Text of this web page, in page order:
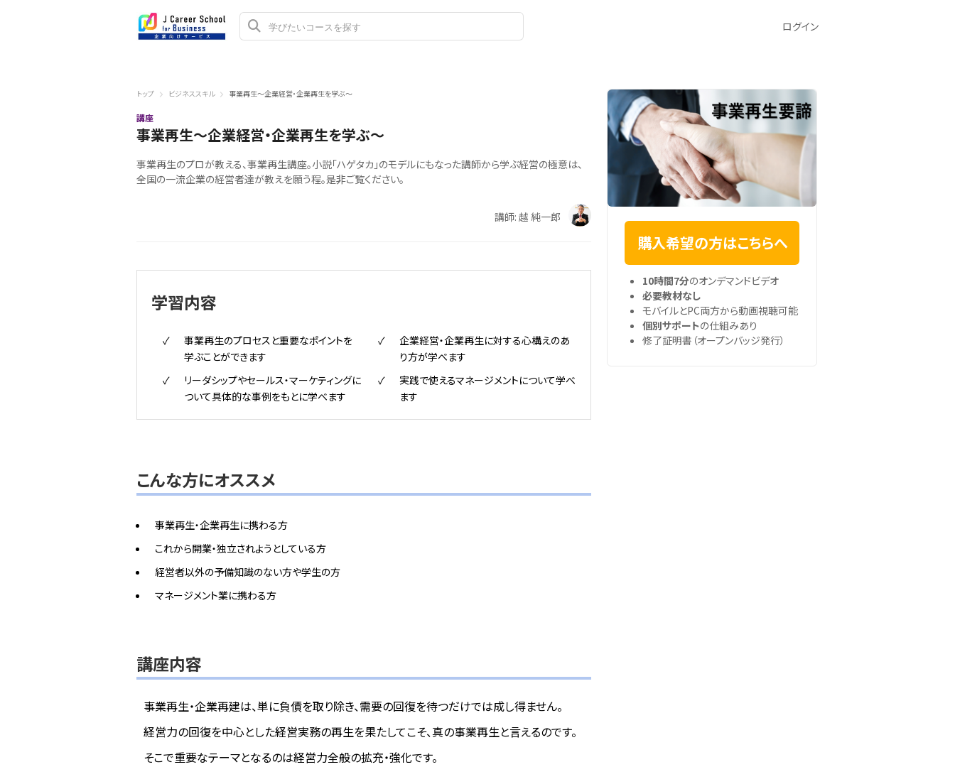
ログイン
トップ ビジネススキル 事業再生～企業経営・企業再生を学ぶ～
講座
事業再生～企業経営・企業再生を学ぶ～
事業再生のプロが教える、事業再生講座。小説「ハゲタカ」のモデルにもなった講師から学ぶ経営の極意は、
全国の一流企業の経営者達が教えを願う程。是非ご覧ください。
講師: 越 純一郎
学習内容
事業再生のプロセスと重要なポイントを
学ぶことができます
企業経営・企業再生に対する心構えのあ
り方が学べます
リーダシップやセールス・マーケティングに
ついて具体的な事例をもとに学べます
実践で使えるマネージメントについて学べ
ます
こんな方にオススメ
事業再生・企業再生に携わる方
これから開業・独立されようとしている方
経営者以外の予備知識のない方や学生の方
マネージメント業に携わる方
講座内容
事業再生・企業再建は、単に負債を取り除き、需要の回復を待つだけでは成し得ません。
経営力の回復を中心とした経営実務の再生を果たしてこそ、真の事業再生と言えるのです。
そこで重要なテーマとなるのは経営力全般の拡充・強化です。
購入希望の方はこちらへ
10時間7分のオンデマンドビデオ
必要教材なし
モバイルとPC両方から動画視聴可能
個別サポートの仕組みあり
修了証明書（オープンバッジ発行）